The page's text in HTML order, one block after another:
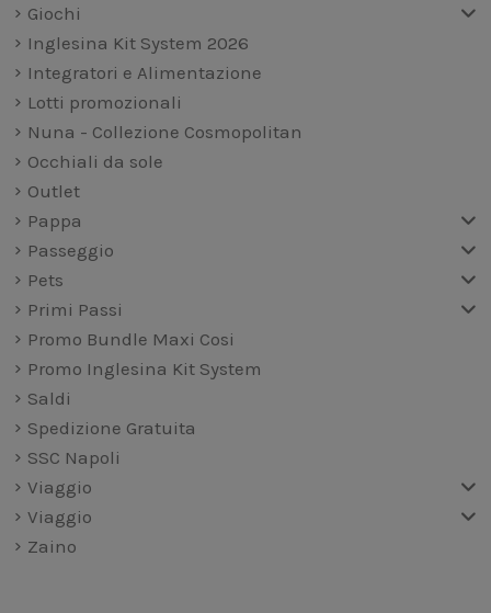
Giochi
Inglesina Kit System 2026
Integratori e Alimentazione
Lotti promozionali
Nuna - Collezione Cosmopolitan
Occhiali da sole
Outlet
Pappa
Passeggio
Pets
Primi Passi
Promo Bundle Maxi Cosi
Promo Inglesina Kit System
Saldi
Spedizione Gratuita
SSC Napoli
Viaggio
Viaggio
Zaino